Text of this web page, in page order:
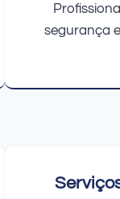
segurança